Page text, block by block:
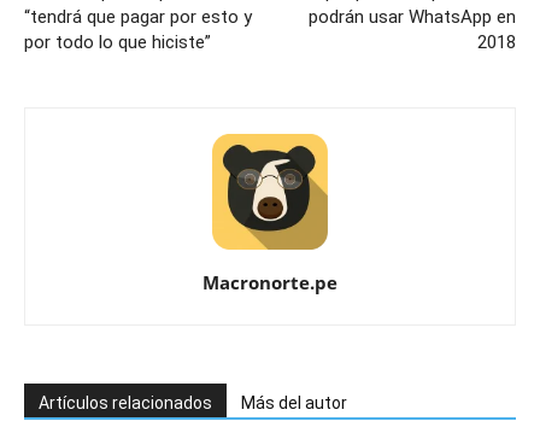
“tendrá que pagar por esto y
por todo lo que hiciste”
podrán usar WhatsApp en
2018
Macronorte.pe
Artículos relacionados Más del autor